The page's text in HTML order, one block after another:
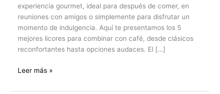
experiencia gourmet, ideal para después de comer, en
reuniones con amigos o simplemente para disfrutar un
momento de indulgencia. Aquí te presentamos los 5
mejores licores para combinar con café, desde clásicos
reconfortantes hasta opciones audaces. El […]
Leer más »